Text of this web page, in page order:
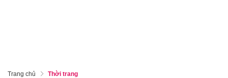
Trang chủ Thời trang